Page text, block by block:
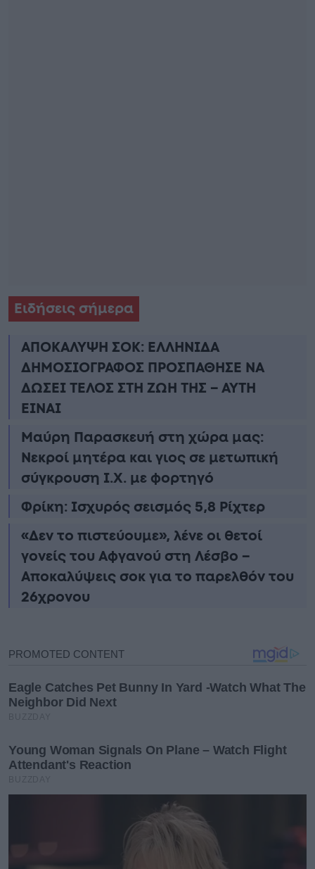
Ειδήσεις σήμερα
ΑΠΟΚΑΛΥΨΗ ΣΟΚ: ΕΛΛΗΝΙΔΑ
ΔΗΜΟΣΙΟΓΡΑΦΟΣ ΠΡΟΣΠΑΘΗΣΕ ΝΑ
ΔΩΣΕΙ ΤΕΛΟΣ ΣΤΗ ΖΩΗ ΤΗΣ – ΑΥΤΗ
ΕΙΝΑΙ
Μαύρη Παρασκευή στη χώρα μας:
Νεκροί μητέρα και γιος σε μετωπική
σύγκρουση Ι.Χ. με φορτηγό
Φρίκη: Ισχυρός σεισμός 5,8 Ρίχτερ
«Δεν το πιστεύουμε», λένε οι θετοί
γονείς του Αφγανού στη Λέσβο –
Αποκαλύψεις σοκ για το παρελθόν του
26χρονου